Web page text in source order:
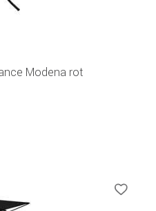
Modena rot